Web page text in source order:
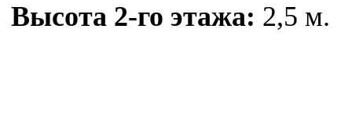
Высота 2-го этажа: 2,5 м.